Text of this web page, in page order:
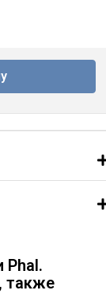
Phal.
также